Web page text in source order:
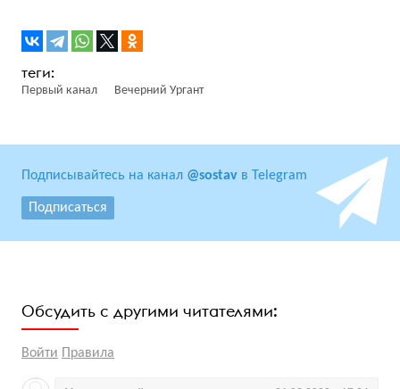
Первый канал Вечерний Ургант
Подписывайтесь на канал @sostav в Telegram
Подписаться
Обсудить с другими читателями:
Войти Правила